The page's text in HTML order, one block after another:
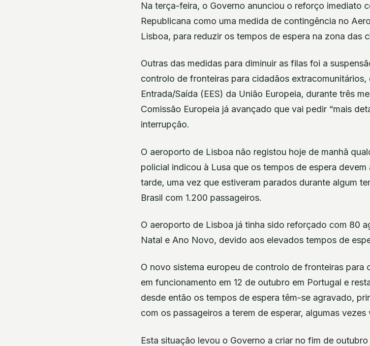
Na terça-feira, o Governo anunciou o reforço imediato
Republicana como uma medida de contingência no
Lisboa, para reduzir os tempos de espera na zona das
Outras das medidas para diminuir as filas foi a
controlo de fronteiras para cidadãos extracomunitários,
Entrada/Saída (EES) da União Europeia, durante três
Comissão Europeia já avançado que vai pedir “mais
interrupção.
O aeroporto de Lisboa não registou hoje de manhã
policial indicou à Lusa que os tempos de espera
tarde, uma vez que estiveram parados durante algum
Brasil com 1.200 passageiros.
O aeroporto de Lisboa já tinha sido reforçado com 80
Natal e Ano Novo, devido aos elevados tempos de
O novo sistema europeu de controlo de fronteiras para
em funcionamento em 12 de outubro em Portugal e
desde então os tempos de espera têm-se agravado,
com os passageiros a terem de esperar, algumas vezes
Esta situação levou o Governo a criar no fim de outubro